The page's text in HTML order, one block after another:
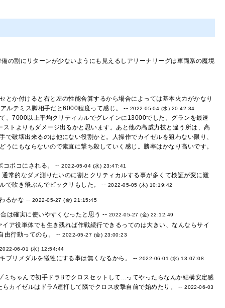
の割にリターンが少ないようにも見えるしアリーナリーグは車両系の魔境
か付けると右と左の性能合算するから場合によっては基本火力がかなり
ルテミス脚相手だと6000程度って感じ。 -- 2022-05-04 (水) 20:42:34
、7000以上平均クリティカルでグレインに13000でした。グランを最速
トよりもダメージ出るかと思います。あと他の高威力技と違う所は、高
破壊出来るのは他にない役割かと。人操作でカイゼルを狙わない限り、
にもならないので素直に撃ち殺していく感じ。勝率はかなり高いです。
コボコにされる。 --2022-05-04 (水) 23:47:41
常的なダメ測りたいのに割とクリティカルする事が多くて検証が変に難
で吹き飛ぶんでビックリもした。 -- 2022-05-05 (木) 10:19:42
るかな -- 2022-05-27 (金) 21:15:45
は確実に使いやすくなったと思う -- 2022-05-27 (金) 22:12:49
ア役単体でも生き残れば作戦続行できるってのは大きい、なんならサイ
由行動ってのも。 --2022-05-27 (金) 23:00:23
2022-06-01 (水) 12:54:44
ブリメダルを犠牲にする事は無くなるから。 --2022-06-01 (水) 13:07:08
ちゃんで初手ドラBでクロスセットして...ってやったらなんか結構安定感
カイゼルはドラA連打して隣でクロス攻撃自前で始めたり。 --2022-06-03